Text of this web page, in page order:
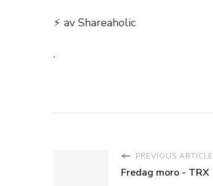
⚡ av Shareaholic
.
PREVIOUS ARTICLE
Fredag ​​moro - TRX